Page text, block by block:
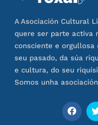
A Asociación Cultural
quere ser parte activa
consciente e orgullosa
seu pasado, da súa
e cultura, do seu
Somos unha